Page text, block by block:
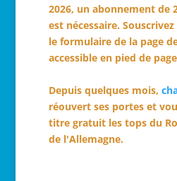
2026, un abonnement de
est nécessaire.
le formulaire de la page
accessible en pied de
Depuis quelques mois,
réouvert ses portes et
titre gratuit les tops du
de l'Allemagne.